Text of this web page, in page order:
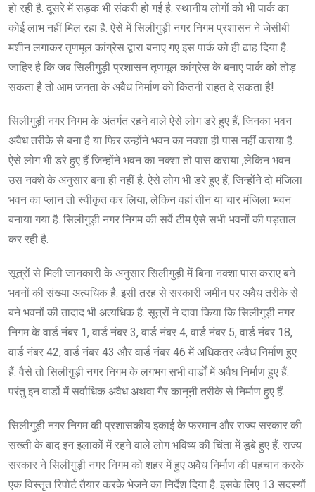
हो रही है. दूसरे में सड़क भी संकरी हो गई है. स्थानीय लोगों को भी पार्क का
कोई लाभ नहीं मिल रहा है. ऐसे में सिलीगुड़ी नगर निगम प्रशासन ने जेसीबी
मशीन लगाकर तृणमूल कांग्रेस द्वारा बनाए गए इस पार्क को ही ढाह दिया है.
जाहिर है कि जब सिलीगुड़ी प्रशासन तृणमूल कांग्रेस के बनाए पार्क को तोड़
सकता है तो आम जनता के अवैध निर्माण को कितनी राहत दे सकता है!
सिलीगुड़ी नगर निगम के अंतर्गत रहने वाले ऐसे लोग डरे हुए हैं, जिनका भवन
अवैध तरीके से बना है या फिर उन्होंने भवन का नक्शा ही पास नहीं कराया है.
ऐसे लोग भी डरे हुए हैं जिन्होंने भवन का नक्शा तो पास कराया ,लेकिन भवन
उस नक्शे के अनुसार बना ही नहीं है. ऐसे लोग भी डरे हुए हैं, जिन्होंने दो मंजिला
भवन का प्लान तो स्वीकृत कर लिया, लेकिन वहां तीन या चार मंजिला भवन
बनाया गया है. सिलीगुड़ी नगर निगम की सर्वे टीम ऐसे सभी भवनों की पड़ताल
कर रही है.
सूत्रों से मिली जानकारी के अनुसार सिलीगुड़ी में बिना नक्शा पास कराए बने
भवनों की संख्या अत्यधिक है. इसी तरह से सरकारी जमीन पर अवैध तरीके से
बने भवनों की तादाद भी अत्यधिक है. सूत्रों ने दावा किया कि सिलीगुड़ी नगर
निगम के वार्ड नंबर 1, वार्ड नंबर 3, वार्ड नंबर 4, वार्ड नंबर 5, वार्ड नंबर 18,
वार्ड नंबर 42, वार्ड नंबर 43 और वार्ड नंबर 46 में अधिकतर अवैध निर्माण हुए
हैं. वैसे तो सिलीगुड़ी नगर निगम के लगभग सभी वार्डों में अवैध निर्माण हुए हैं.
परंतु इन वार्डो में सर्वाधिक अवैध अथवा गैर कानूनी तरीके से निर्माण हुए हैं.
सिलीगुड़ी नगर निगम की प्रशासकीय इकाई के फरमान और राज्य सरकार की
सख्ती के बाद इन इलाकों में रहने वाले लोग भविष्य की चिंता में डूबे हुए हैं. राज्य
सरकार ने सिलीगुड़ी नगर निगम को शहर में हुए अवैध निर्माण की पहचान करके
एक विस्तृत रिपोर्ट तैयार करके भेजने का निर्देश दिया है. इसके लिए 13 सदस्यों